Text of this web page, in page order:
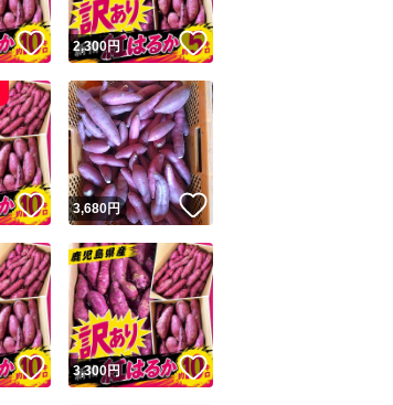
いいね！
2,300円 いいね！
いいね！
3,680円
いいね！
3,300円 いいね！